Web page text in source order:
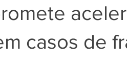
casos de